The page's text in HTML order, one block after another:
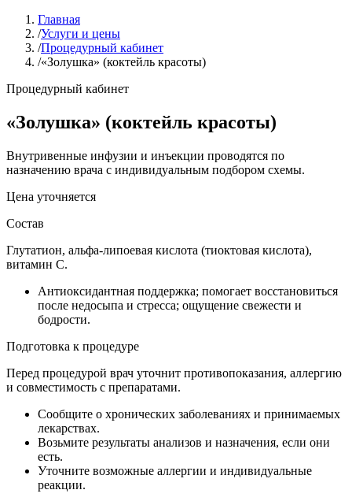
Главная
/Услуги и цены
/Процедурный кабинет
/«Золушка» (коктейль красоты)
Процедурный кабинет
«Золушка» (коктейль красоты)
Внутривенные инфузии и инъекции проводятся по
назначению врача с индивидуальным подбором схемы.
Цена уточняется
Состав
Глутатион, альфа-липоевая кислота (тиоктовая кислота),
витамин C.
Антиоксидантная поддержка; помогает восстановиться
после недосыпа и стресса; ощущение свежести и
бодрости.
Подготовка к процедуре
Перед процедурой врач уточнит противопоказания, аллергию
и совместимость с препаратами.
Сообщите о хронических заболеваниях и принимаемых
лекарствах.
Возьмите результаты анализов и назначения, если они
есть.
Уточните возможные аллергии и индивидуальные
реакции.